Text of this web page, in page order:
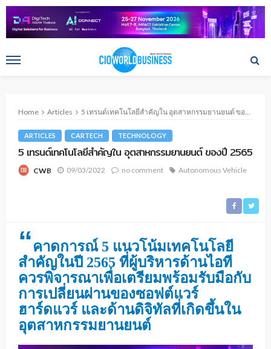
Home Articles 5 เทรนด์เทคโนโลยีสำคัญใน อุตสาหกรรมยานยนต์ ของปี 2565
ARTICLES CARTECH TECHNOLOGY
5 เทรนด์เทคโนโลยีสำคัญใน อุตสาหกรรมยานยนต์ ของปี 2565
CWB 09/03/2022 no comment Autonomous Vehicle
“คาดการณ์ 5 แนวโน้มเทคโนโลยี
สำคัญในปี 2565 ที่ผู้บริหารด้านไอที
ควรพิจารณาเพื่อเตรียมพร้อมรับมือกับ
การเปลี่ยนผ่านของซอฟต์แวร์
ฮาร์ดแวร์ และด้านดิจิทัลที่เกิดขึ้นใน
อุตสาหกรรมยานยนต์